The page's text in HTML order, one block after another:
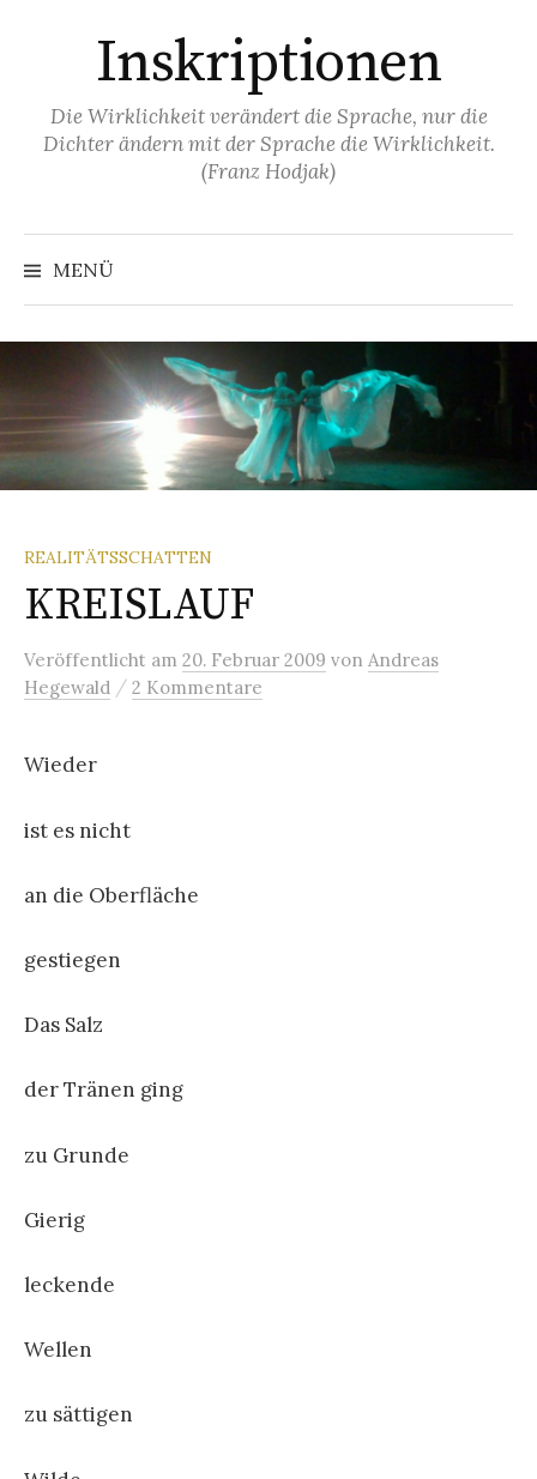
Inskriptionen
Die Wirklichkeit verändert die Sprache, nur die
Dichter ändern mit der Sprache die Wirklichkeit.
(Franz Hodjak)
MENÜ
REALITÄTSSCHATTEN
KREISLAUF
Veröffentlicht am 20. Februar 2009 von Andreas
Hegewald / 2 Kommentare
Wieder
ist es nicht
an die Oberfläche
gestiegen
Das Salz
der Tränen ging
zu Grunde
Gierig
leckende
Wellen
zu sättigen